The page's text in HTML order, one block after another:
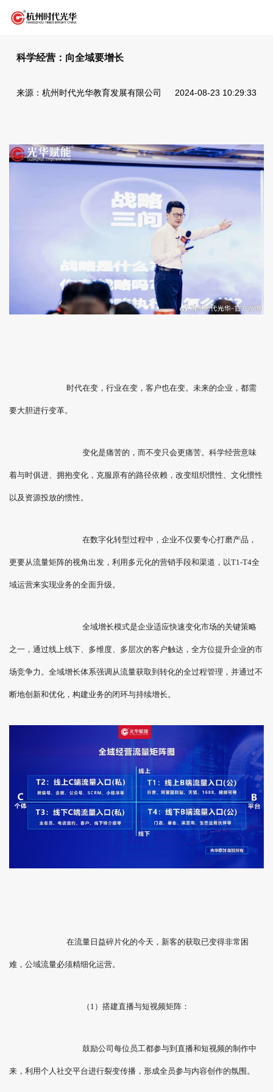
科学经营：向全域要增长
来源：杭州时代光华教育发展有限公司 2024-08-23 10:29:33
时代在变，行业在变，客户也在变。未来的企业，都需
要大胆进行变革。
变化是痛苦的，而不变只会更痛苦。科学经营意味
着与时俱进、拥抱变化，克服原有的路径依赖，改变组织惯性、文化惯性
以及资源投放的惯性。
在数字化转型过程中，企业不仅要专心打磨产品，
更要从流量矩阵的视角出发，利用多元化的营销手段和渠道，以T1-T4全
域运营来实现业务的全面升级。
全域增长模式是企业适应快速变化市场的关键策略
之一，通过线上线下、多维度、多层次的客户触达，全方位提升企业的市
场竞争力。全域增长体系强调从流量获取到转化的全过程管理，并通过不
断地创新和优化，构建业务的闭环与持续增长。
在流量日益碎片化的今天，新客的获取已变得非常困
难，公域流量必须精细化运营。
（1）搭建直播与短视频矩阵：
鼓励公司每位员工都参与到直播和短视频的制作中
来，利用个人社交平台进行裂变传播，形成全员参与内容创作的氛围。